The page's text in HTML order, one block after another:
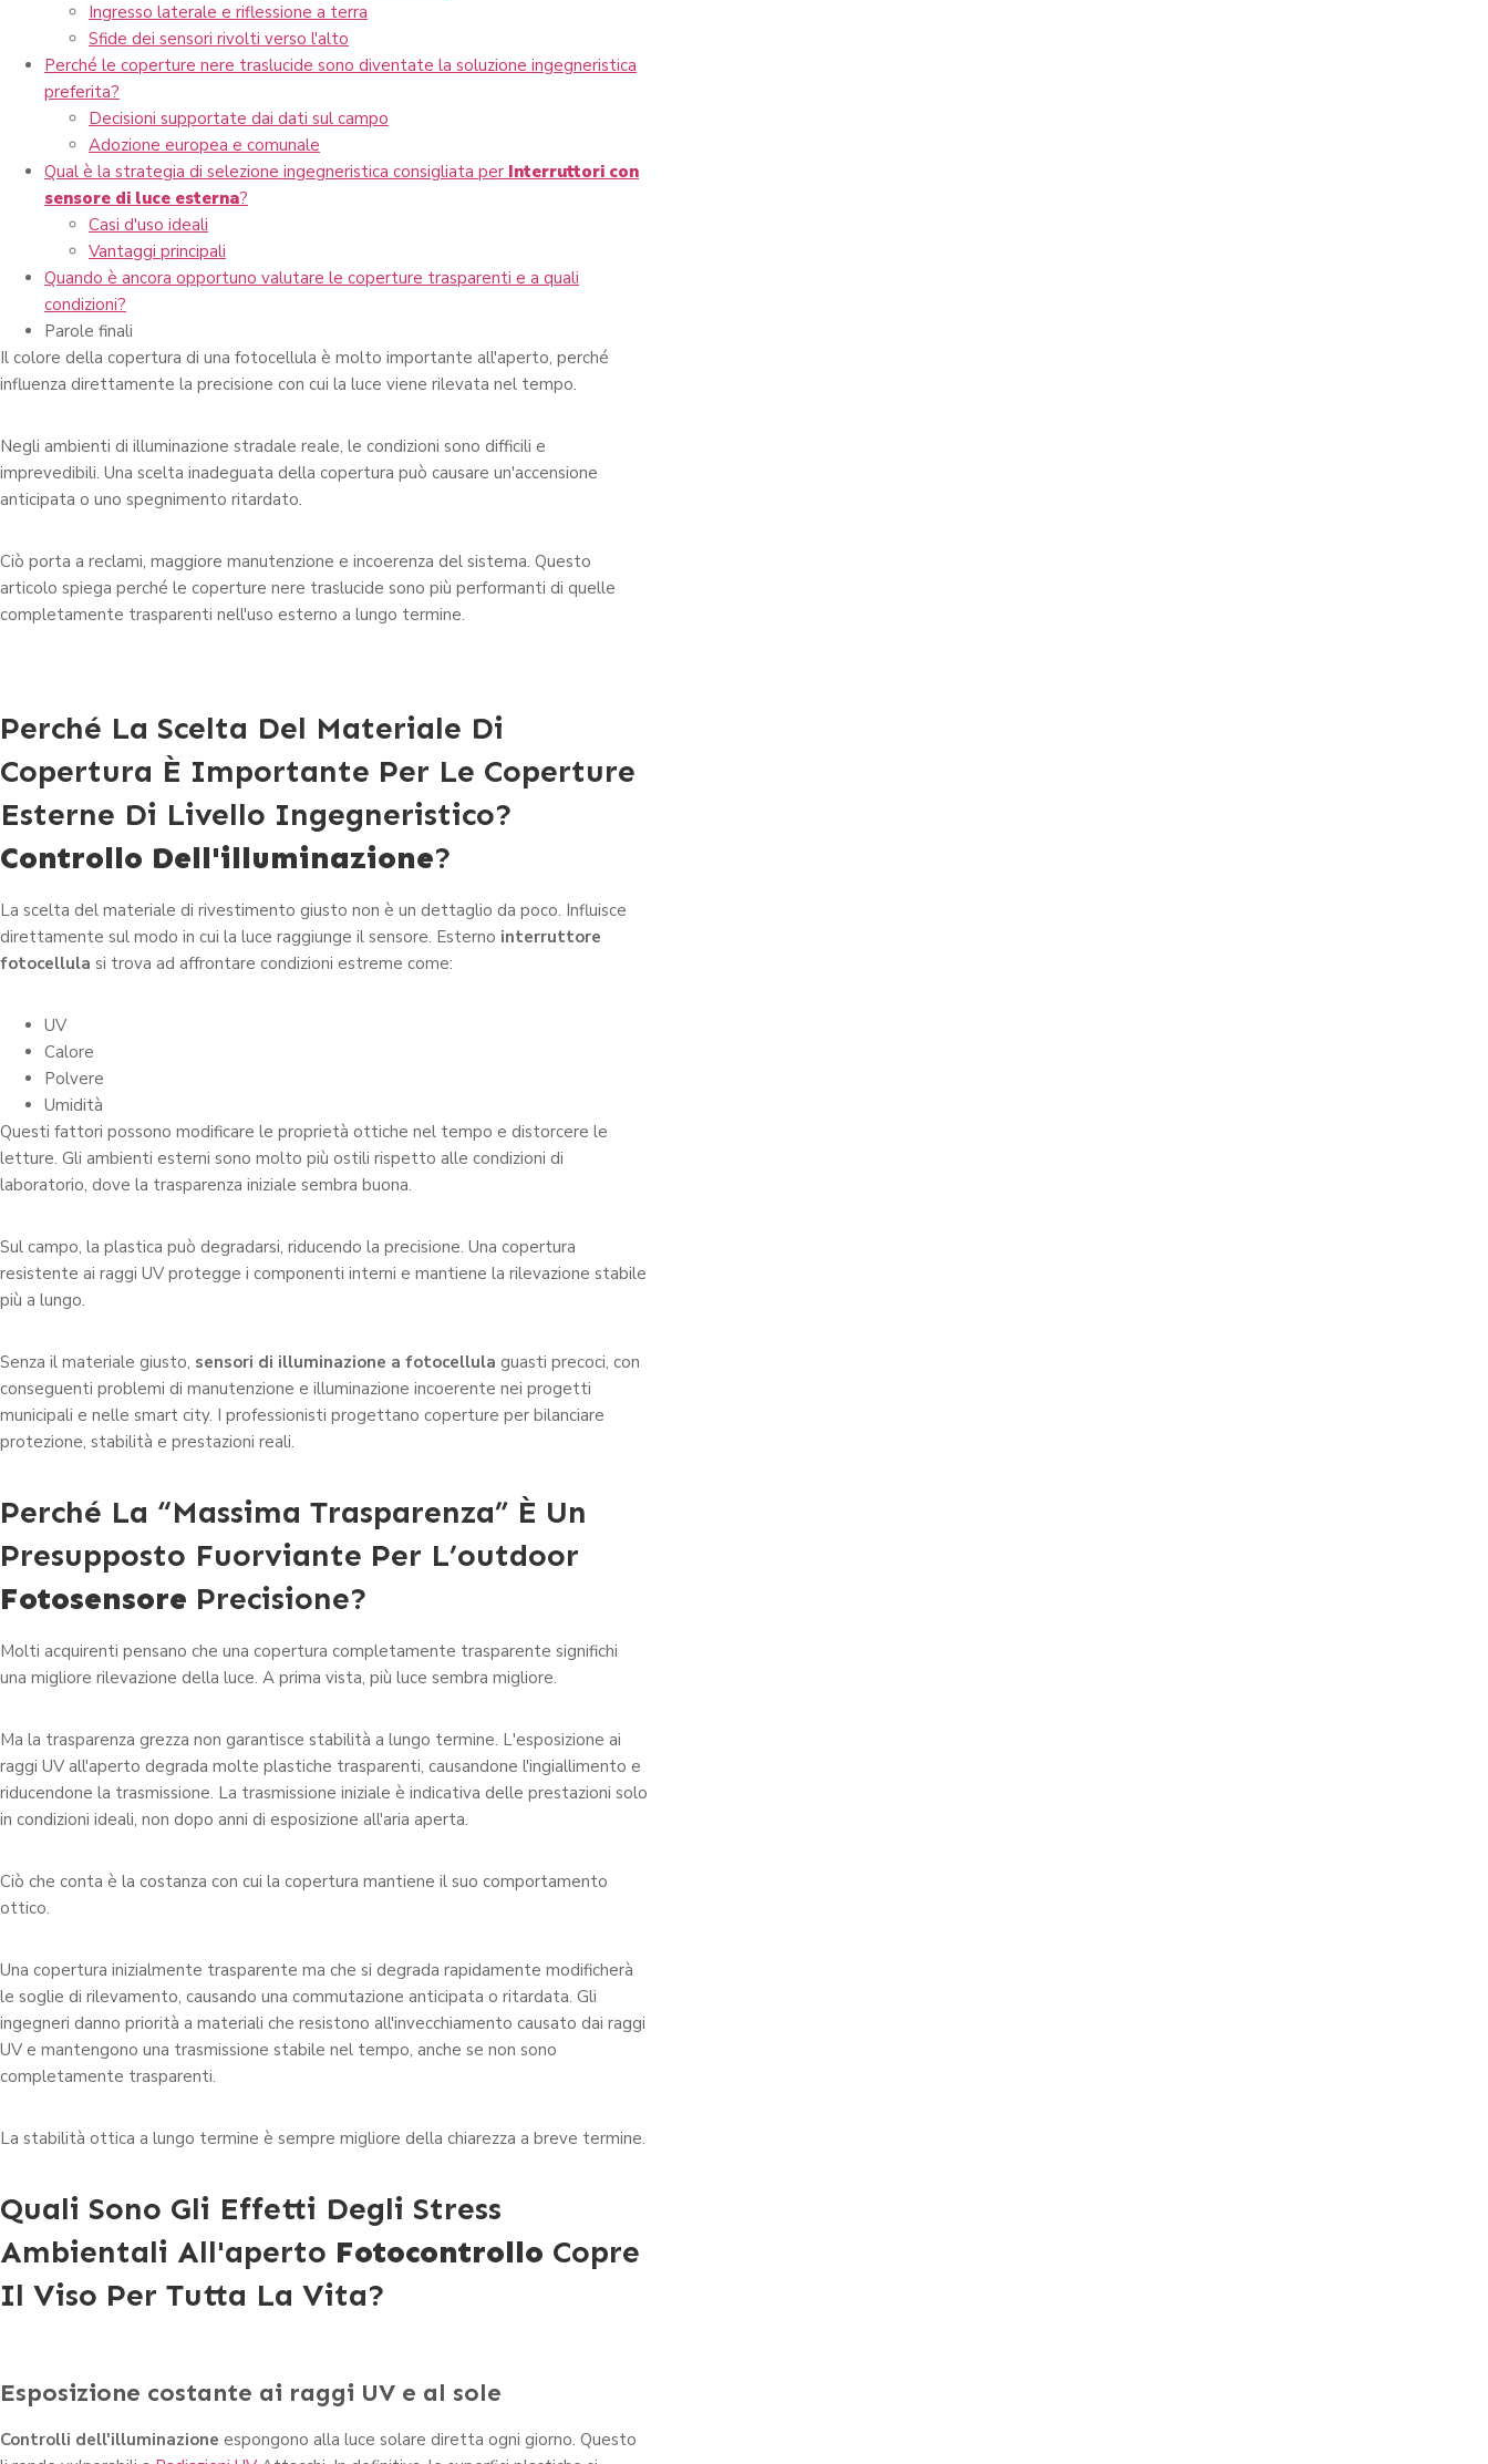
Ingresso laterale e riflessione a terra
Sfide dei sensori rivolti verso l'alto
Perché le coperture nere traslucide sono diventate la soluzione ingegneristica
preferita?
Decisioni supportate dai dati sul campo
Adozione europea e comunale
Qual è la strategia di selezione ingegneristica consigliata per Interruttori con
sensore di luce esterna?
Casi d'uso ideali
Vantaggi principali
Quando è ancora opportuno valutare le coperture trasparenti e a quali
condizioni?
Parole finali
Il colore della copertura di una fotocellula è molto importante all'aperto, perché
influenza direttamente la precisione con cui la luce viene rilevata nel tempo.
Negli ambienti di illuminazione stradale reale, le condizioni sono difficili e
imprevedibili. Una scelta inadeguata della copertura può causare un'accensione
anticipata o uno spegnimento ritardato.
Ciò porta a reclami, maggiore manutenzione e incoerenza del sistema. Questo
articolo spiega perché le coperture nere traslucide sono più performanti di quelle
completamente trasparenti nell'uso esterno a lungo termine.
Perché La Scelta Del Materiale Di
Copertura È Importante Per Le Coperture
Esterne Di Livello Ingegneristico?
Controllo Dell'illuminazione?
La scelta del materiale di rivestimento giusto non è un dettaglio da poco. Influisce
direttamente sul modo in cui la luce raggiunge il sensore. Esterno interruttore
fotocellula si trova ad affrontare condizioni estreme come:
UV
Calore
Polvere
Umidità
Questi fattori possono modificare le proprietà ottiche nel tempo e distorcere le
letture. Gli ambienti esterni sono molto più ostili rispetto alle condizioni di
laboratorio, dove la trasparenza iniziale sembra buona.
Sul campo, la plastica può degradarsi, riducendo la precisione. Una copertura
resistente ai raggi UV protegge i componenti interni e mantiene la rilevazione stabile
più a lungo.
Senza il materiale giusto, sensori di illuminazione a fotocellula guasti precoci, con
conseguenti problemi di manutenzione e illuminazione incoerente nei progetti
municipali e nelle smart city. I professionisti progettano coperture per bilanciare
protezione, stabilità e prestazioni reali.
Perché La “massima Trasparenza” È Un
Presupposto Fuorviante Per L’outdoor
Fotosensore Precisione?
Molti acquirenti pensano che una copertura completamente trasparente significhi
una migliore rilevazione della luce. A prima vista, più luce sembra migliore.
Ma la trasparenza grezza non garantisce stabilità a lungo termine. L'esposizione ai
raggi UV all'aperto degrada molte plastiche trasparenti, causandone l'ingiallimento e
riducendone la trasmissione. La trasmissione iniziale è indicativa delle prestazioni solo
in condizioni ideali, non dopo anni di esposizione all'aria aperta.
Ciò che conta è la costanza con cui la copertura mantiene il suo comportamento
ottico.
Una copertura inizialmente trasparente ma che si degrada rapidamente modificherà
le soglie di rilevamento, causando una commutazione anticipata o ritardata. Gli
ingegneri danno priorità a materiali che resistono all'invecchiamento causato dai raggi
UV e mantengono una trasmissione stabile nel tempo, anche se non sono
completamente trasparenti.
La stabilità ottica a lungo termine è sempre migliore della chiarezza a breve termine.
Quali Sono Gli Effetti Degli Stress
Ambientali All'aperto Fotocontrollo Copre
Il Viso Per Tutta La Vita?
Esposizione costante ai raggi UV e al sole
Controlli dell'illuminazione espongono alla luce solare diretta ogni giorno. Questo